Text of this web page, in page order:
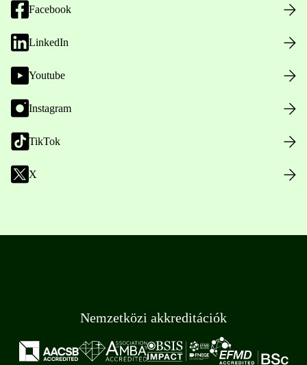
Facebook
LinkedIn
Youtube
Instagram
TikTok
X
Nemzetközi akkreditációk